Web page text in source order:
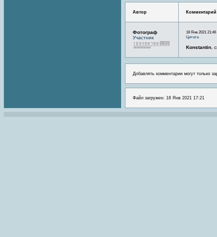
Автор Комментарий
Фотограф
Участник
18 Янв 2021 21:46
Цитата
Konstantin ,
Добавлять комментарии могут только
Файл загружен: 18 Янв 2021 17:21